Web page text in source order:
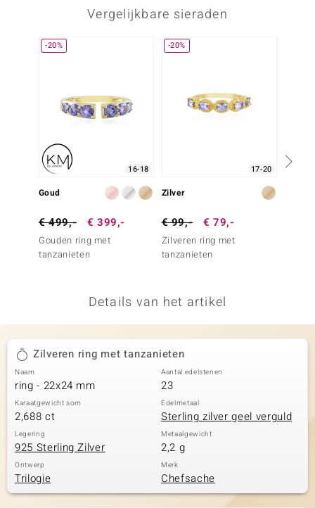
Collection
Vergelijkbare sieraden
-20%
16-18
Goud
€ 499,- € 399,-
Gouden ring met
tanzanieten
-20%
17-20
Zilver
€ 99,- € 79,-
Zilveren ring met
tanzanieten
Details van het artikel
Zilveren ring met tanzanieten
Naam
ring - 22x24 mm
Aantal edelstenen
23
Karaatgewicht som
2,688 ct
Edelmetaal
Sterling zilver geel verguld
Legering
925 Sterling Zilver
Metaalgewicht
2,2 g
Ontwerp
Trilogie
Merk
Chefsache